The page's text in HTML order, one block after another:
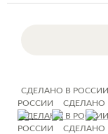
СДЕЛАНО В РОССИИ
РОССИИ
СДЕЛАНО
СДЕЛАНО В РОССИИ
РОССИИ
СДЕЛАНО